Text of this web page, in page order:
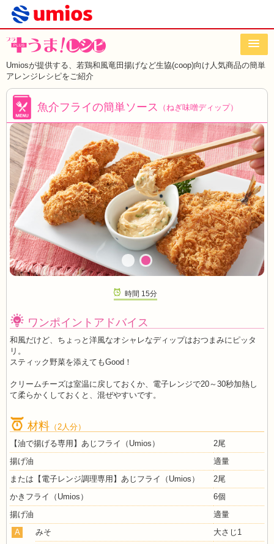
Umiosが提供する、若鶏和風竜田揚げなど生協(coop)向け人気商品の簡単
アレンジレシピをご紹介
魚介フライの簡単ソース （ねぎ味噌ディップ）
時間 15分
ワンポイントアドバイス
和風だけど、ちょっと洋風なオシャレなディップはおつまみにピッタ
リ。
スティック野菜を添えてもGood！
クリームチーズは室温に戻しておくか、電子レンジで20～30秒加熱し
て柔らかくしておくと、混ぜやすいです。
材料（2人分）
【油で揚げる専用】あじフライ（Umios）
2尾
揚げ油
適量
または【電子レンジ調理専用】あじフライ（Umios）
2尾
かきフライ（Umios）
6個
揚げ油
適量
A
みそ
大さじ1